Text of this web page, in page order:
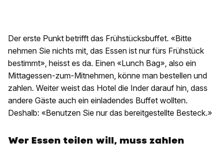
Der erste Punkt betrifft das Frühstücksbuffet. «Bitte
nehmen Sie nichts mit, das Essen ist nur fürs Frühstück
bestimmt», heisst es da. Einen «Lunch Bag», also ein
Mittagessen-zum-Mitnehmen, könne man bestellen und
zahlen. Weiter weist das Hotel die Inder darauf hin, dass
andere Gäste auch ein einladendes Buffet wollten.
Deshalb: «Benutzen Sie nur das bereitgestellte Besteck.»
Wer Essen teilen will, muss zahlen